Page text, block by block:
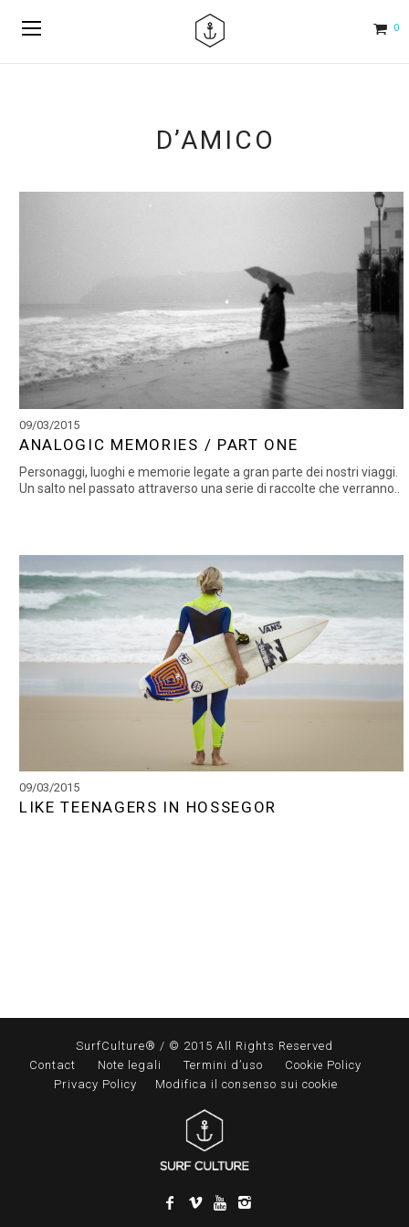
0
D’AMICO
09/03/2015
ANALOGIC MEMORIES / PART ONE
Personaggi, luoghi e memorie legate a gran parte dei nostri viaggi.
Un salto nel passato attraverso una serie di raccolte che verranno..
09/03/2015
LIKE TEENAGERS IN HOSSEGOR
SurfCulture® / © 2015 All Rights Reserved
Contact
Note legali Termini d’uso
Cookie Policy
Privacy Policy
Modifica il consenso sui cookie